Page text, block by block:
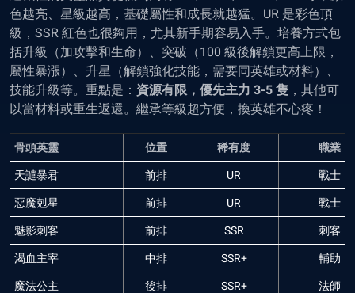
色越亮、星級越高，基礎屬性和成長就越猛。UR 是彩色頂
級，SSR 紅色也很夠用，尤其新手期容易入手。培養方式包
括升級（加攻擊和生命）、突破（100 級後解鎖更高上限，
屬性暴漲）、升星（解鎖強化技能，需要同英雄或材料）、
技能升級等。重點是： 資源有限，優先主力 3-5 隻 ，其他可
以當材料或重生返還。繼承等級超方便，換英雄不心疼！
骨頭英靈 位置 稀有度 職業
天譴暴君 前排 UR 戰士
惡魔剋星 前排 UR 戰士
魅影刺客 前排 SSR 刺客
渴血主宰 中排 SSR+ 輔助
魔法公主 後排 SSR+ 法師